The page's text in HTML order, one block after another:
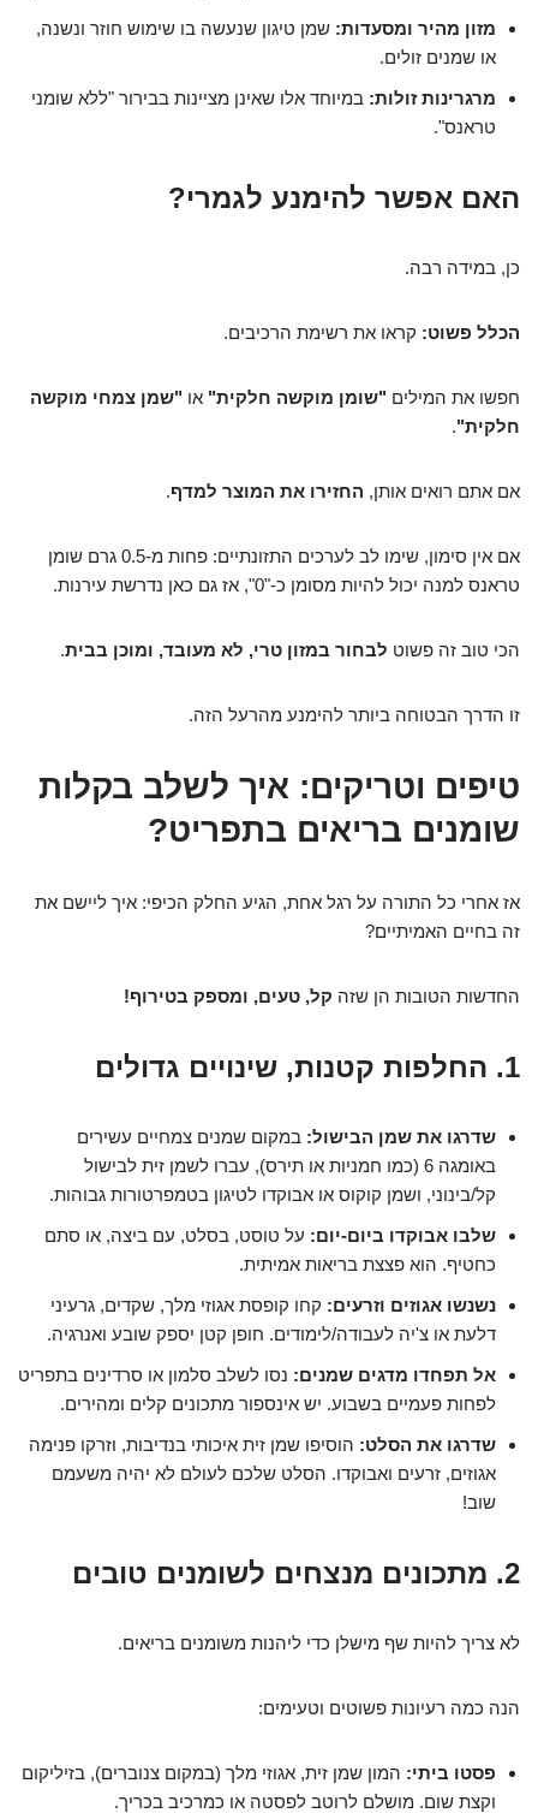
מזון מהיר ומסעדות: שמן טיגון שנעשה בו שימוש חוזר ונשנה,
או שמנים זולים.
מרגרינות זולות: במיוחד אלו שאינן מציינות בבירור "ללא שומני
טראנס".
האם אפשר להימנע לגמרי?
כן, במידה רבה.
הכלל פשוט: קראו את רשימת הרכיבים.
חפשו את המילים "שומן מוקשה חלקית" או "שמן צמחי מוקשה
חלקית".
אם אתם רואים אותן, החזירו את המוצר למדף.
אם אין סימון, שימו לב לערכים התזונתיים: פחות מ-0.5 גרם שומן
טראנס למנה יכול להיות מסומן כ-"0", אז גם כאן נדרשת עירנות.
הכי טוב זה פשוט לבחור במזון טרי, לא מעובד, ומוכן בבית.
זו הדרך הבטוחה ביותר להימנע מהרעל הזה.
טיפים וטריקים: איך לשלב בקלות
שומנים בריאים בתפריט?
אז אחרי כל התורה על רגל אחת, הגיע החלק הכיפי: איך ליישם את
זה בחיים האמיתיים?
החדשות הטובות הן שזה קל, טעים, ומספק בטירוף!
1. החלפות קטנות, שינויים גדולים
שדרגו את שמן הבישול: במקום שמנים צמחיים עשירים
באומגה 6 (כמו חמניות או תירס), עברו לשמן זית לבישול
קל/בינוני, ושמן קוקוס או אבוקדו לטיגון בטמפרטורות גבוהות.
שלבו אבוקדו ביום-יום: על טוסט, בסלט, עם ביצה, או סתם
כחטיף. הוא פצצת בריאות אמיתית.
נשנשו אגוזים וזרעים: קחו קופסת אגוזי מלך, שקדים, גרעיני
דלעת או צ'יה לעבודה/לימודים. חופן קטן יספק שובע ואנרגיה.
אל תפחדו מדגים שמנים: נסו לשלב סלמון או סרדינים בתפריט
לפחות פעמיים בשבוע. יש אינספור מתכונים קלים ומהירים.
שדרגו את הסלט: הוסיפו שמן זית איכותי בנדיבות, וזרקו פנימה
אגוזים, זרעים ואבוקדו. הסלט שלכם לעולם לא יהיה משעמם
שוב!
2. מתכונים מנצחים לשומנים טובים
לא צריך להיות שף מישלן כדי ליהנות משומנים בריאים.
הנה כמה רעיונות פשוטים וטעימים:
פסטו ביתי: המון שמן זית, אגוזי מלך (במקום צנוברים), בזיליקום
וקצת שום. מושלם לרוטב לפסטה או כמרכיב בכריך.